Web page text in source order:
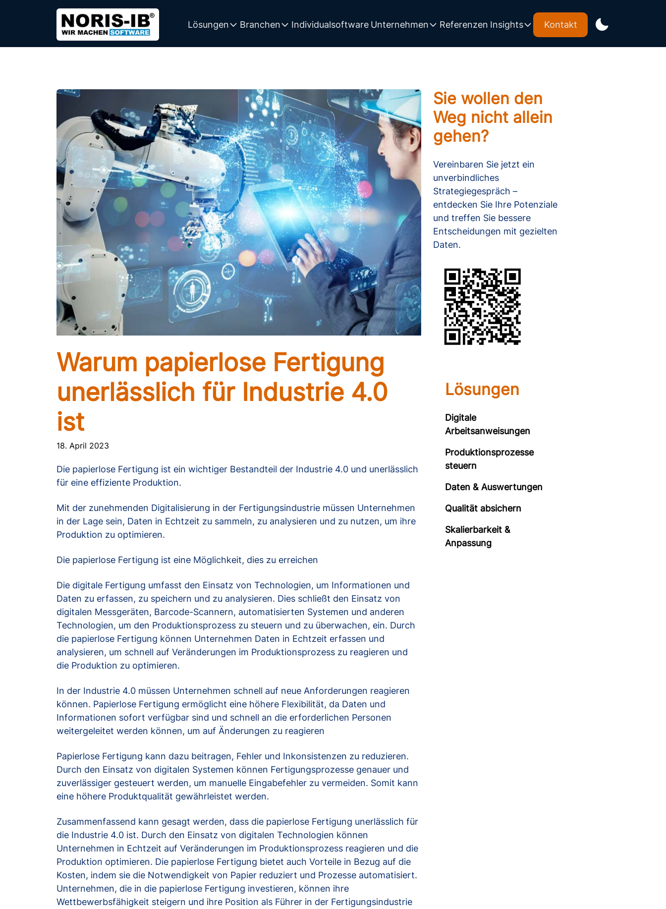
Lösungen Branchen Individualsoftware Unternehmen Referenzen Insights Kontakt
Warum papierlose Fertigung
unerlässlich für Industrie 4.0
ist
18. April 2023
Die papierlose Fertigung ist ein wichtiger Bestandteil der Industrie 4.0 und unerlässlich
für eine effiziente Produktion.
Mit der zunehmenden Digitalisierung in der Fertigungsindustrie müssen Unternehmen
in der Lage sein, Daten in Echtzeit zu sammeln, zu analysieren und zu nutzen, um ihre
Produktion zu optimieren.
Die papierlose Fertigung ist eine Möglichkeit, dies zu erreichen
Die digitale Fertigung umfasst den Einsatz von Technologien, um Informationen und
Daten zu erfassen, zu speichern und zu analysieren. Dies schließt den Einsatz von
digitalen Messgeräten, Barcode-Scannern, automatisierten Systemen und anderen
Technologien, um den Produktionsprozess zu steuern und zu überwachen, ein. Durch
die papierlose Fertigung können Unternehmen Daten in Echtzeit erfassen und
analysieren, um schnell auf Veränderungen im Produktionsprozess zu reagieren und
die Produktion zu optimieren.
In der Industrie 4.0 müssen Unternehmen schnell auf neue Anforderungen reagieren
können. Papierlose Fertigung ermöglicht eine höhere Flexibilität, da Daten und
Informationen sofort verfügbar sind und schnell an die erforderlichen Personen
weitergeleitet werden können, um auf Änderungen zu reagieren
Papierlose Fertigung kann dazu beitragen, Fehler und Inkonsistenzen zu reduzieren.
Durch den Einsatz von digitalen Systemen können Fertigungsprozesse genauer und
zuverlässiger gesteuert werden, um manuelle Eingabefehler zu vermeiden. Somit kann
eine höhere Produktqualität gewährleistet werden.
Zusammenfassend kann gesagt werden, dass die papierlose Fertigung unerlässlich für
die Industrie 4.0 ist. Durch den Einsatz von digitalen Technologien können
Unternehmen in Echtzeit auf Veränderungen im Produktionsprozess reagieren und die
Produktion optimieren. Die papierlose Fertigung bietet auch Vorteile in Bezug auf die
Kosten, indem sie die Notwendigkeit von Papier reduziert und Prozesse automatisiert.
Unternehmen, die in die papierlose Fertigung investieren, können ihre
Wettbewerbsfähigkeit steigern und ihre Position als Führer in der Fertigungsindustrie
Sie wollen den
Weg nicht allein
gehen?
Vereinbaren Sie jetzt ein
unverbindliches
Strategiegespräch –
entdecken Sie Ihre Potenziale
und treffen Sie bessere
Entscheidungen mit gezielten
Daten.
Lösungen
Digitale
Arbeitsanweisungen
Produktionsprozesse
steuern
Daten & Auswertungen
Qualität absichern
Skalierbarkeit &
Anpassung